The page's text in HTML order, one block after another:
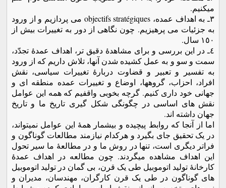
میکنیم.
٣ـ به اهداف عمده، objectifs stratégiques می پردازیم و از ورود
به جزئیات می پرهیزیم. چون نگاهی از دور به تغییرات بیش از
١٥٠ سال.
٤ـ در این بررسی و برای مشاهدۀ دقیق تر، اهداف عمدۀ تجدّد،
سمت و سو و به عمل کشیده شدن آنها، تلاش داریم که از ورود
به تفسیر و تعبیر و قضاوت دربارۀ تغییرات سیاسی، نقش
افراد، احزاب، گروهها، اوضاع و تغییرات عمده منطقه ای و
جهانی خود داری کنیم. گرچه بخوبی واقفیم که همه این عوامل
نقش های اساسی در چگونگی شکل گیری تاریخ ما و تاریخ
جهان داشته اند.
اما از آنجا که روابط پیچیده و بیشمار همۀ این عوامل نمیتواند،
در یک تحقیق جای بگیرد و هرکدام نیازمند مطالعات گوناگون و
فراتر دیگری است، تنها در روش ما و در مطالعۀ ما سیر تحول
این اهداف مشاهده میگردند. چون مطالعه در اهداف عمدۀ
کارخانۀ تولید اتوموبیل طی یک قرن، بی گمان در تولید اتوموبیل
های گوناگون در طی یک قرن کارگران، مهندسان، مدیران و